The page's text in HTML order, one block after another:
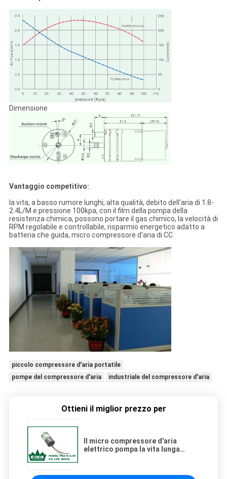
Dimensione
Vantaggio competitivo:
la vita, a basso rumore lunghi, alta qualità, debito dell'aria di 1.8-
2.4L/M e pressione 100kpa, con il film della pompa della
resistenza chimica, possono portare il gas chimico, la velocità di
RPM regolabile e controllabile, risparmio energetico adatto a
batteria che guida, micro compressore d'aria di CC
piccolo compressore d'aria portatile
pompe del compressore d'aria
industriale del compressore d'aria
Ottieni il miglior prezzo per
Il micro compressore d'aria
elettrico pompa la vita lunga